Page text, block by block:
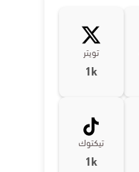
تويتر
1k
تيكتوك
1k